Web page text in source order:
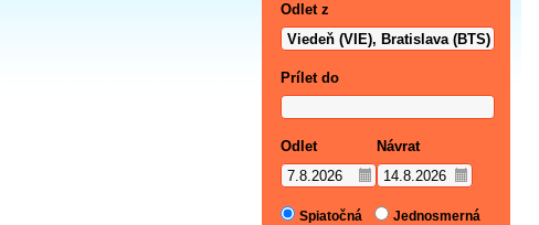
Odlet z
Prílet do
Odlet Návrat
Spiatočná Jednosmerná